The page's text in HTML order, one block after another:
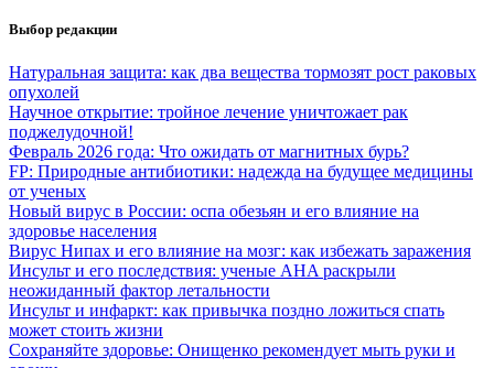
Выбор редакции
Натуральная защита: как два вещества тормозят рост раковых
опухолей
Научное открытие: тройное лечение уничтожает рак
поджелудочной!
Февраль 2026 года: Что ожидать от магнитных бурь?
FP: Природные антибиотики: надежда на будущее медицины
от ученых
Новый вирус в России: оспа обезьян и его влияние на
здоровье населения
Вирус Нипах и его влияние на мозг: как избежать заражения
Инсульт и его последствия: ученые AHA раскрыли
неожиданный фактор летальности
Инсульт и инфаркт: как привычка поздно ложиться спать
может стоить жизни
Сохраняйте здоровье: Онищенко рекомендует мыть руки и